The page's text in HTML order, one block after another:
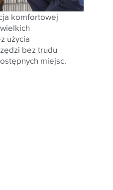
komfortowej
użycia
bez trudu
miejsc.